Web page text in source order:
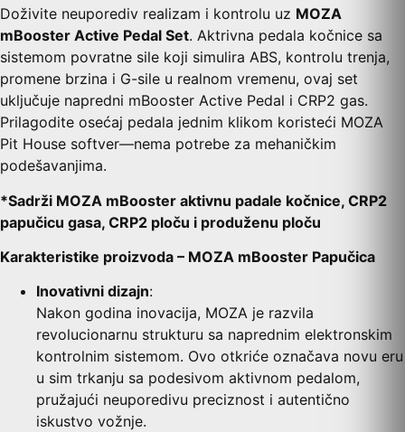
Doživite neuporediv realizam i kontrolu uz MOZA
mBooster Active Pedal Set. Aktrivna pedala kočnice sa
sistemom povratne sile koji simulira ABS, kontrolu trenja,
promene brzina i G-sile u realnom vremenu, ovaj set
uključuje napredni mBooster Active Pedal i CRP2 gas.
Prilagodite osećaj pedala jednim klikom koristeći MOZA
Pit House softver—nema potrebe za mehaničkim
podešavanjima.
*Sadrži MOZA mBooster aktivnu padale kočnice, CRP2
papučicu gasa, CRP2 ploču i produženu ploču
Karakteristike proizvoda – MOZA mBooster Papučica
Inovativni dizajn:
Nakon godina inovacija, MOZA je razvila
revolucionarnu strukturu sa naprednim elektronskim
kontrolnim sistemom. Ovo otkriće označava novu eru
u sim trkanju sa podesivom aktivnom pedalom,
pružajući neuporedivu preciznost i autentično
iskustvo vožnje.